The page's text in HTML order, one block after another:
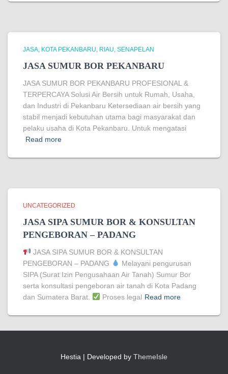
JASA KOTA PEKANBARU RIAU SENAPELAN
JASA SUMUR BOR PEKANBARU
JASA SUMUR BOR PEKANBARU PROFESIONAL &
TERPERCAYA Solusi Air Bersih untuk Rumah, Usaha,
dan Industri di Pekanbaru Ketersediaan air bersih yang
stabil menjadi kebutuhan utama bagi masyarakat dan
pelaku usaha di Kota Pekanbaru. Untuk mengatasi
Read more
UNCATEGORIZED
JASA SIPA SUMUR BOR & KONSULTAN
PENGEBORAN – PADANG
JASA SIPA SUMUR BOR & KONSULTAN
PENGEBORAN – PADANG
Melayani pengurusan
SIPA (Surat Izin Pengusahaan Air Tanah) Sumur Bor
serta konsultasi pengeboran air tanah di Kota Padang
dan Sumatera Barat.
Proses legal Read more
Hestia | Developed by ThemeIsle